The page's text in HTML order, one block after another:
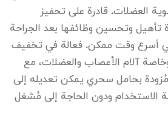
العضلات. قادرة على تحفيز
تأهيل وتحسين وظائفها بعد الجراحة
في أسرع وقت ممكن. فعالة في تخفيف
وخاصة آلام الأعصاب والعضلات، مع
بحامل سحري يمكن تعديله إلى
الاستخدام ودون الحاجة إلى مُشغل